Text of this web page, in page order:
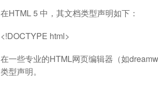
在HTML 5 中，其文档类型声明如下：
<!DOCTYPE html>
在一些专业的HTML网页编辑器（如
类型声明。